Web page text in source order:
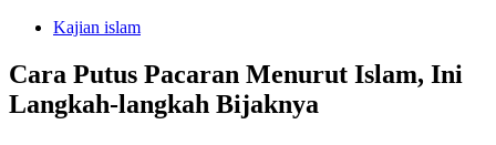
Kajian islam
Cara Putus Pacaran Menurut Islam, Ini
Langkah-langkah Bijaknya